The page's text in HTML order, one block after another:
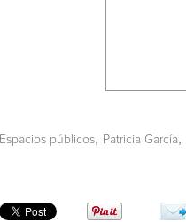
Espacios públicos, Patricia García,